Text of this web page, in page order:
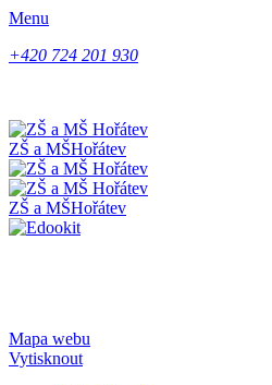
Menu
+420 724 201 930
ZŠ a MŠHořátev
ZŠ a MŠHořátev
Mapa webu
Vytisknout